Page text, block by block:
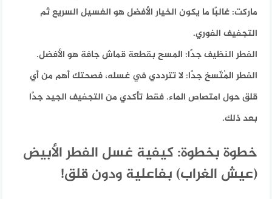
ماركت: غالبًا ما يكون الخيار الأفضل هو الغسيل السريع ثم
التجفيف الفوري.
الفطر النظيف جدًا: المسح بقطعة قماش جافة هو الأفضل.
الفطر المُتّسخ جدًا: لا تترددي في غسله، فصحتك أهم من أي
قلق حول امتصاص الماء. فقط تأكدي من التجفيف الجيد جدًا
بعد ذلك.
خطوة بخطوة: كيفية غسل الفطر الأبيض
(عيش الغراب) بفاعلية ودون قلق!